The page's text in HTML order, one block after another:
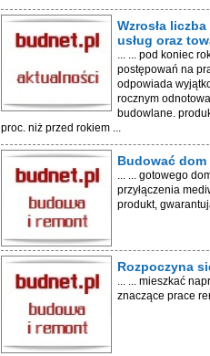
Wzrosła
usług oraz
... ... pod koniec
postępowań na
odpowiada
rocznym
budowlane.
proc. niż przed rokiem ...
Budować
... ... gotowego
przyłączenia
produkt,
Rozpoczyna
... ... mieszkać
znaczące prace